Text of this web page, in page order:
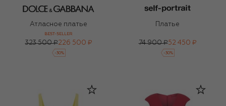
Атласное платье
BEST-SELLER
323 500 ₽226 500 ₽
-30%
Платье
74 900 ₽52 450 ₽
-30%